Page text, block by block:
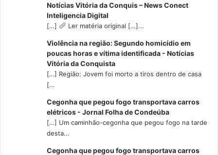
Notícias Vitória da Conquis – News Conect
Inteligencia Digital
[…] Ler matéria original […]...
Violência na região: Segundo homicídio em
poucas horas e vítima identificada - Notícias
Vitória da Conquista
[…] Região: Jovem foi morto a tiros dentro de casa
[...
Cegonha que pegou fogo transportava carros
elétricos - Jornal Folha de Condeúba
[…] Um caminhão-cegonha que pegou fogo na tarde
desta...
Cegonha que pegou fogo transportava carros